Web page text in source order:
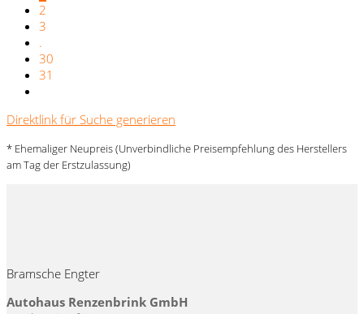
2
3
.
30
31
Direktlink für Suche generieren
* Ehemaliger Neupreis (Unverbindliche Preisempfehlung des Herstellers
am Tag der Erstzulassung)
Bramsche Engter
Autohaus Renzenbrink GmbH